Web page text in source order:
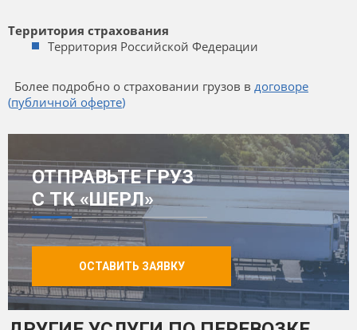
Территория страхования
Территория Российской Федерации
Более подробно о страховании грузов в договоре
(публичной оферте)
ОТПРАВЬТЕ ГРУЗ
С ТК «ШЕРЛ»
ОСТАВИТЬ ЗАЯВКУ